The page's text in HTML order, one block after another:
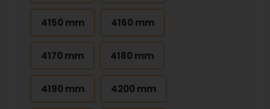
4150 mm 4160 mm
4170 mm 4180 mm
4190 mm 4200 mm